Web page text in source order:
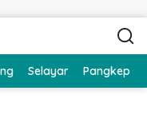
Selayar Pangkep